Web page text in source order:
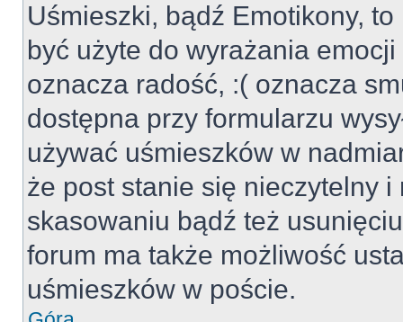
Uśmieszki, bądź Emotikony,
być użyte do wyrażania
oznacza radość, :( oznacza
dostępna przy formularzu
używać uśmieszków w
że post stanie się nieczytelny
skasowaniu bądź też
forum ma także możliwość
uśmieszków w poście.